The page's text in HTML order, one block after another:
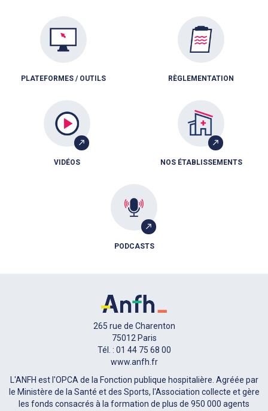
PLATEFORMES / OUTILS RÈGLEMENTATION
VIDÉOS NOS ÉTABLISSEMENTS
PODCASTS
265 rue de Charenton
75012 Paris
Tél. : 01 44 75 68 00
www.anfh.fr
L'ANFH est l'OPCA de la Fonction publique hospitalière. Agréée par
le Ministère de la Santé et des Sports, l'Association collecte et gère
les fonds consacrés à la formation de plus de 950 000 agents